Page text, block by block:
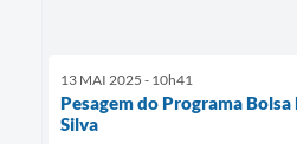
13 MAI 2025 - 10h41
Pesagem do Programa Bolsa
Silva